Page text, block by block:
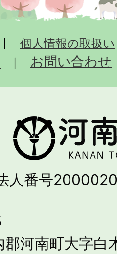
個人情報の取扱い
お問い合わせ
人番号
郡河南町大字白